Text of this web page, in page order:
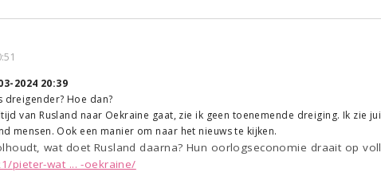
2024 20:39
Hoe dan?
van Rusland naar Oekraine gaat, zie ik geen toenemende dreiging. Ik zie
mensen. Ook een manier om naar het nieuws te kijken.
wat doet Rusland daarna? Hun oorlogseconomie draait op
pieter-wat ... -oekraine/